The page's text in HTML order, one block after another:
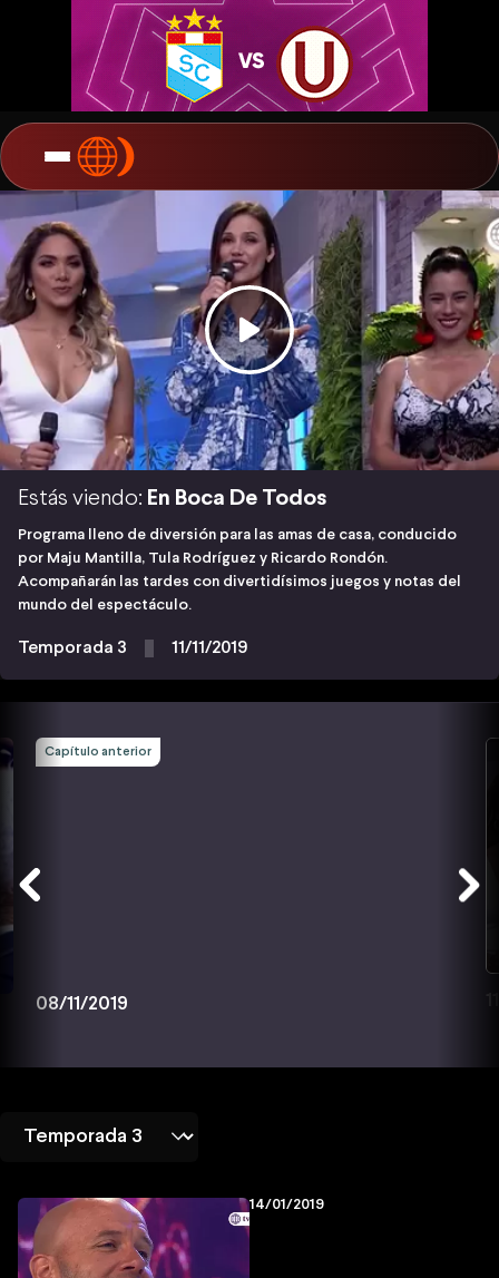
Estás viendo: En Boca De Todos
Programa lleno de diversión para las amas de casa, conducido
por Maju Mantilla, Tula Rodríguez y Ricardo Rondón.
Acompañarán las tardes con divertidísimos juegos y notas del
mundo del espectáculo.
Temporada 3 11/11/2019
Capítulo anterior
08/11/2019
14/01/2019